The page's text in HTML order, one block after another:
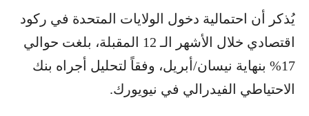
يُذكر أن احتمالية دخول الولايات المتحدة في ركود
اقتصادي خلال الأشهر الـ 12 المقبلة، بلغت حوالي
17% بنهاية نيسان/أبريل، وفقاً لتحليل أجراه بنك
الاحتياطي الفيدرالي في نيويورك.